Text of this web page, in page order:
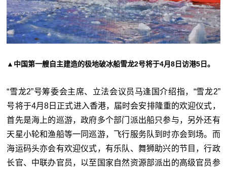
▲中国第一艘自主建造的极地破冰船雪龙2号将于4月8日访港5日。
“雪龙2”号筹委会主席、立法会议员马逢国介绍指，“雪龙2”
号将于4月8日正式进入香港，届时会安排隆重的欢迎仪式，
首先是海上的巡游，政府多个部门派出船只参与，另外还有
天星小轮和渔船等一同巡游，飞行服务队到时亦会到场。而
海运码头亦会有欢迎仪式，有乐队、舞狮助兴的节目，行政
长官、中联办官员，以至国家自然资源部派出的高级官员参